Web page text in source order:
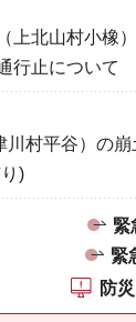
上北山村小橡
行止について
川村平谷）の
)
緊
緊
防